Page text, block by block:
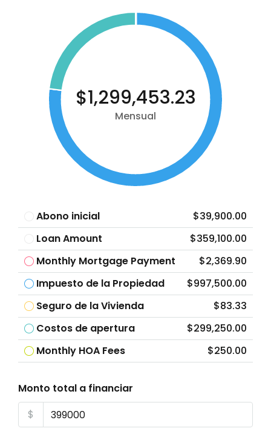
$1,299,453.23
Mensual
Abono inicial
$39,900.00
Loan Amount
$359,100.00
Monthly Mortgage Payment
$2,369.90
Impuesto de la Propiedad
$997,500.00
Seguro de la Vivienda
$83.33
Costos de apertura
$299,250.00
Monthly HOA Fees
$250.00
Monto total a financiar
$